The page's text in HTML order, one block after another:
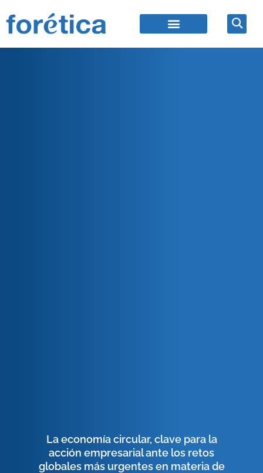
La economía circular, clave para la
acción empresarial ante los retos
globales más urgentes en materia de